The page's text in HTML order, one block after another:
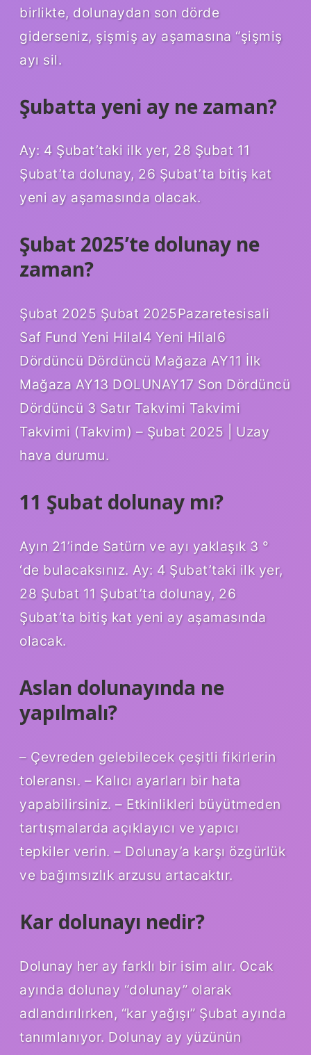
birlikte, dolunaydan son dörde
giderseniz, şişmiş ay aşamasına “şişmiş
ayı sil.
Şubatta yeni ay ne zaman?
Ay: 4 Şubat’taki ilk yer, 28 Şubat 11
Şubat’ta dolunay, 26 Şubat’ta bitiş kat
yeni ay aşamasında olacak.
Şubat 2025’te dolunay ne
zaman?
Şubat 2025 Şubat 2025Pazaretesisali
Saf Fund Yeni Hilal4 Yeni Hilal6
Dördüncü Dördüncü Mağaza AY11 İlk
Mağaza AY13 DOLUNAY17 Son Dördüncü
Dördüncü 3 Satır Takvimi Takvimi
Takvimi (Takvim) – Şubat 2025 | Uzay
hava durumu.
11 Şubat dolunay mı?
Ayın 21’inde Satürn ve ayı yaklaşık 3 °
‘de bulacaksınız. Ay: 4 Şubat’taki ilk yer,
28 Şubat 11 Şubat’ta dolunay, 26
Şubat’ta bitiş kat yeni ay aşamasında
olacak.
Aslan dolunayında ne
yapılmalı?
– Çevreden gelebilecek çeşitli fikirlerin
toleransı. – Kalıcı ayarları bir hata
yapabilirsiniz. – Etkinlikleri büyütmeden
tartışmalarda açıklayıcı ve yapıcı
tepkiler verin. – Dolunay’a karşı özgürlük
ve bağımsızlık arzusu artacaktır.
Kar dolunayı nedir?
Dolunay her ay farklı bir isim alır. Ocak
ayında dolunay “dolunay” olarak
adlandırılırken, “kar yağışı” Şubat ayında
tanımlanıyor. Dolunay ay yüzünün